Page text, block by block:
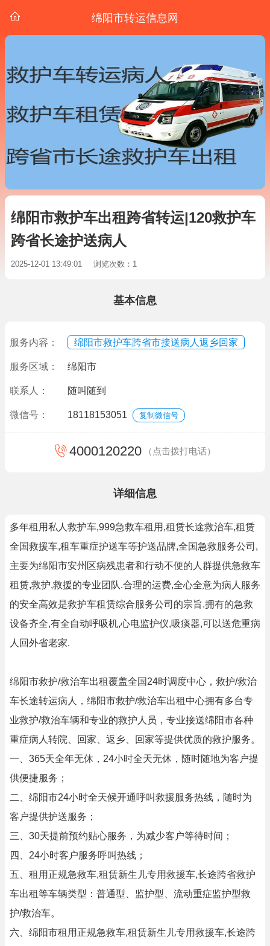
绵阳市转运信息网
绵阳市救护车出租跨省转运|120救护车
跨省长途护送病人
2025-12-01 13:49:01 浏览次数：1
基本信息
服务内容： 绵阳市救护车跨省市接送病人返乡回家
服务区域： 绵阳市
联系人： 随叫随到
微信号： 18118153051 复制微信号
4000120220 （点击拨打电话）
详细信息
多年租用私人救护车,999急救车租用,租赁长途救治车,租赁
全国救援车,租车重症护送车等护送品牌,全国急救服务公司,
主要为绵阳市安州区病残患者和行动不便的人群提供急救车
租赁,救护,救援的专业团队.合理的运费,全心全意为病人服务
的安全高效是救护车租赁综合服务公司的宗旨.拥有的急救
设备齐全,有全自动呼吸机,心电监护仪,吸痰器,可以送危重病
人回外省老家.
绵阳市救护/救治车出租覆盖全国24时调度中心，救护/救治
车长途转运病人，绵阳市救护/救治车出租中心拥有多台专
业救护/救治车辆和专业的救护人员，专业接送绵阳市各种
重症病人转院、回家、返乡、回家等提供优质的救护服务。
一、365天全年无休，24小时全天无休，随时随地为客户提
供便捷服务；
二、绵阳市24小时全天候开通呼叫救援服务热线，随时为
客户提供护送服务；
三、30天提前预约贴心服务，为减少客户等待时间；
四、24小时客户服务呼叫热线；
五、租用正规急救车,租赁新生儿专用救援车,长途跨省救护
车出租等车辆类型：普通型、监护型、流动重症监护型救
护/救治车。
六、绵阳市租用正规急救车,租赁新生儿专用救援车,长途跨